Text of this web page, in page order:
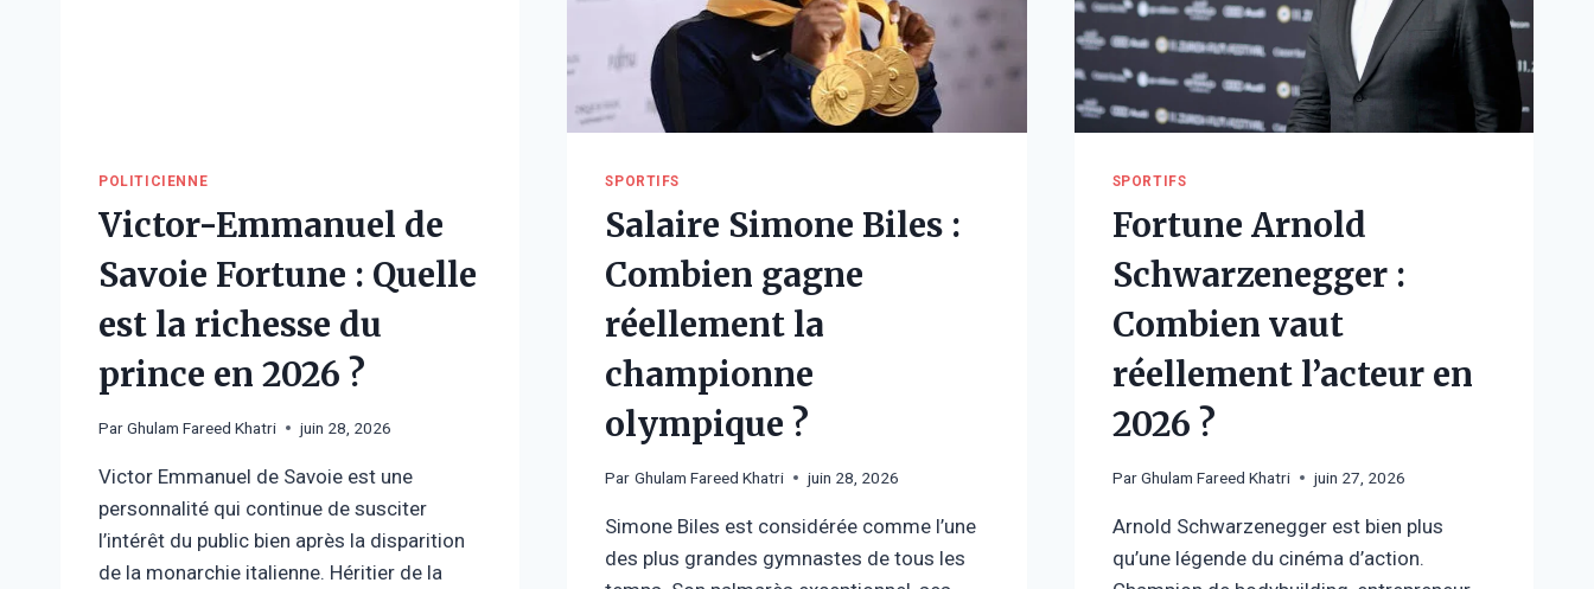
POLITICIENNE
Victor-Emmanuel de
Savoie Fortune : Quelle
est la richesse du
prince en 2026 ?
ParGhulam Fareed Khatri juin 28, 2026
Victor Emmanuel de Savoie est une
personnalité qui continue de susciter
l’intérêt du public bien après la disparition
de la monarchie italienne. Héritier de la
SPORTIFS
Salaire Simone Biles :
Combien gagne
réellement la
championne
olympique ?
Par Ghulam Fareed Khatri juin 28, 2026
Simone Biles est considérée comme l’une
des plus grandes gymnastes de tous les
SPORTIFS
Fortune Arnold
Schwarzenegger :
Combien vaut
réellement l’acteur en
2026 ?
Par Ghulam Fareed Khatri juin 27, 2026
Arnold Schwarzenegger est bien plus
qu’une légende du cinéma d’action.